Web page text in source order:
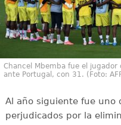
Chancel Mbemba fue el
ante Portugal, con 31. (Foto:
Al año siguiente fue uno
perjudicados por la